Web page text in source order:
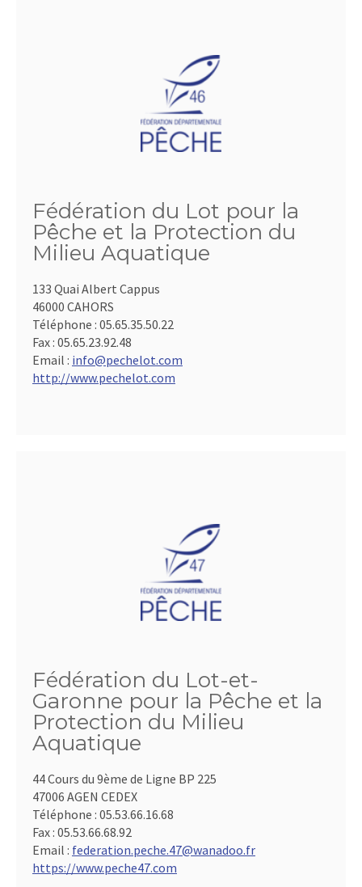
Fédération du Lot pour la
Pêche et la Protection du
Milieu Aquatique
133 Quai Albert Cappus
46000 CAHORS
Téléphone : 05.65.35.50.22
Fax : 05.65.23.92.48
Email : info@pechelot.com
http://www.pechelot.com
Fédération du Lot-et-
Garonne pour la Pêche et la
Protection du Milieu
Aquatique
44 Cours du 9ème de Ligne BP 225
47006 AGEN CEDEX
Téléphone : 05.53.66.16.68
Fax : 05.53.66.68.92
Email : federation.peche.47@wanadoo.fr
https://www.peche47.com